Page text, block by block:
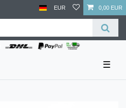
EUR 0,00 EUR
☰